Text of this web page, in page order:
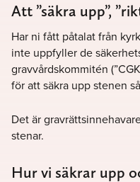
Att ”säkra upp”,
Har ni fått påtalat från
inte uppfyller de
gravvårdskommitén
för att säkra upp stenen
Det är
stenar.
Hur vi säkrar upp